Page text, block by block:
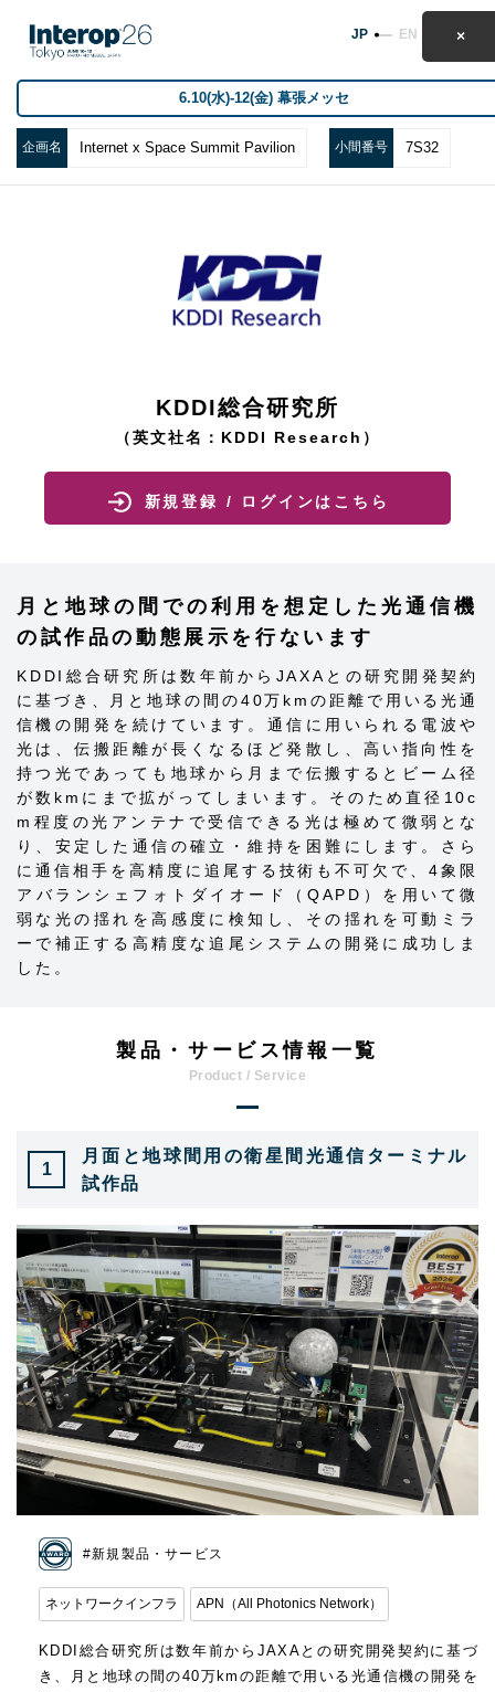
6.10(水)-12(金) 幕張メッセ
JP EN
企画名 Internet x Space Summit Pavilion 小間番号 7S32
KDDI総合研究所
（英文社名：KDDI Research）
新規登録 / ログインはこちら
月と地球の間での利用を想定した光通信機
の試作品の動態展示を行ないます
KDDI総合研究所は数年前からJAXAとの研究開発契約
に基づき、月と地球の間の40万kmの距離で用いる光通
信機の開発を続けています。通信に用いられる電波や
光は、伝搬距離が長くなるほど発散し、高い指向性を
持つ光であっても地球から月まで伝搬するとビーム径
が数kmにまで拡がってしまいます。そのため直径10c
m程度の光アンテナで受信できる光は極めて微弱とな
り、安定した通信の確立・維持を困難にします。さら
に通信相手を高精度に追尾する技術も不可欠で、4象限
アバランシェフォトダイオード（QAPD）を用いて微
弱な光の揺れを高感度に検知し、その揺れを可動ミラ
ーで補正する高精度な追尾システムの開発に成功しま
した。
製品・サービス情報一覧
1
月面と地球間用の衛星間光通信ターミナル
試作品
#新規製品・サービス
ネットワークインフラ APN（All Photonics Network）
KDDI総合研究所は数年前からJAXAとの研究開発契約に基づ
き、月と地球の間の40万kmの距離で用いる光通信機の開発を